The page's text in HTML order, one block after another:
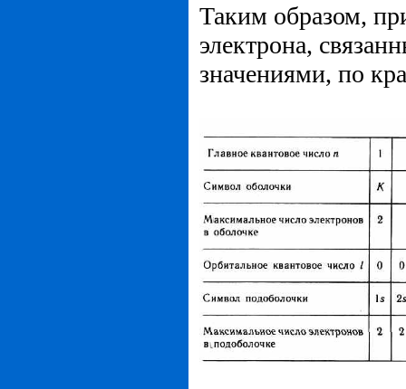
Таким образом,
электрона,
значениями, по